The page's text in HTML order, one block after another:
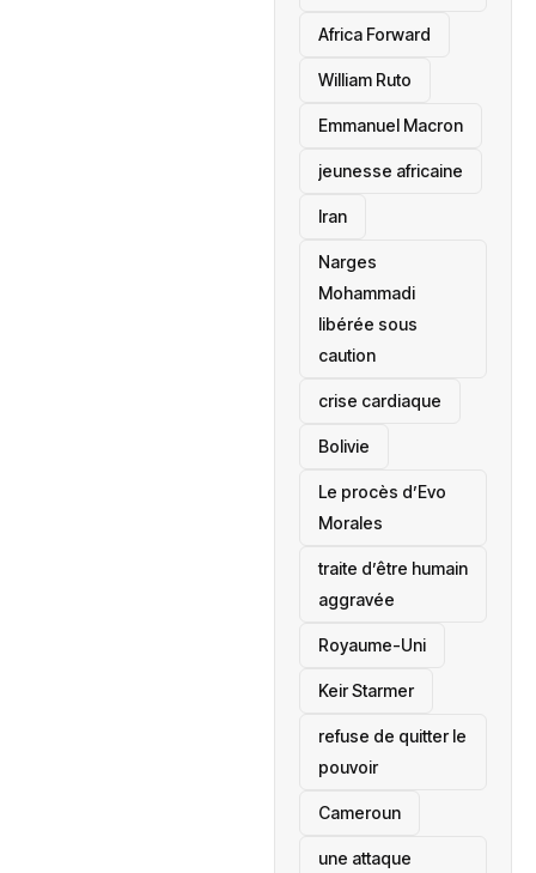
‎Africa Forward
William Ruto
Emmanuel Macron
jeunesse africaine
‎Iran
Narges
Mohammadi
libérée sous
caution
crise cardiaque
‎Bolivie
Le procès d’Evo
Morales
traite d’être humain
aggravée
‎Royaume-Uni
Keir Starmer
refuse de quitter le
pouvoir
‎Cameroun
une attaque